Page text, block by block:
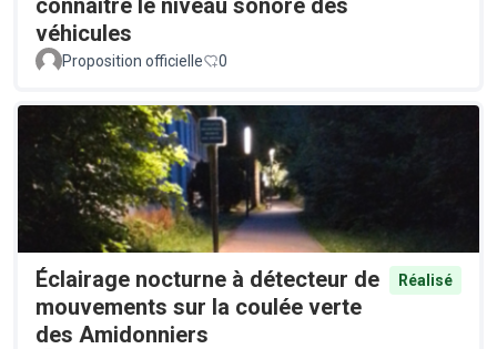
connaitre le niveau sonore des
véhicules
Proposition officielle 0
Éclairage nocturne à détecteur de
mouvements sur la coulée verte
des Amidonniers
Réalisé